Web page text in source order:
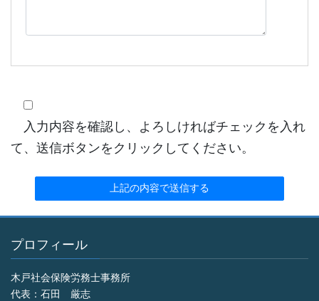
入力内容を確認し、よろしければチェックを入れ
て、送信ボタンをクリックしてください。
プロフィール
木戸社会保険労務士事務所
代表：石田 厳志